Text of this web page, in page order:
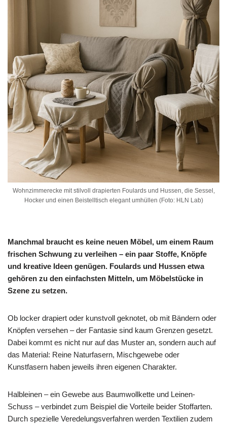
Wohnzimmerecke mit stilvoll drapierten Foulards und Hussen, die Sessel,
Hocker und einen Beistelltisch elegant umhüllen (Foto: HLN Lab)
Manchmal braucht es keine neuen Möbel, um einem Raum
frischen Schwung zu verleihen – ein paar Stoffe, Knöpfe
und kreative Ideen genügen. Foulards und Hussen etwa
gehören zu den einfachsten Mitteln, um Möbelstücke in
Szene zu setzen.
Ob locker drapiert oder kunstvoll geknotet, ob mit Bändern oder
Knöpfen versehen – der Fantasie sind kaum Grenzen gesetzt.
Dabei kommt es nicht nur auf das Muster an, sondern auch auf
das Material: Reine Naturfasern, Mischgewebe oder
Kunstfasern haben jeweils ihren eigenen Charakter.
Halbleinen – ein Gewebe aus Baumwollkette und Leinen-
Schuss – verbindet zum Beispiel die Vorteile beider Stoffarten.
Durch spezielle Veredelungsverfahren werden Textilien zudem